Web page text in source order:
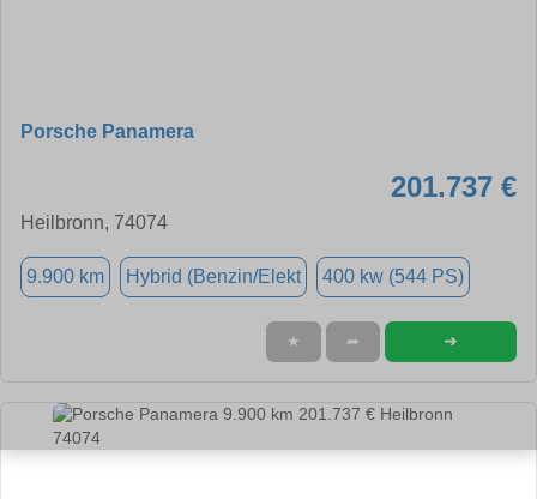
Porsche Panamera
201.737 €
Heilbronn, 74074
9.900 km Hybrid (Benzin/Elekt 400 kw (544 PS)
★ ➦ ➜